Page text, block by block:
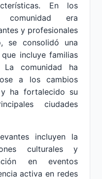
En los
era
y profesionales
se consolidó una
incluye familias
comunidad ha
a los cambios
ha fortalecido su
ciudades
incluyen la
culturales y
en eventos
activa en redes